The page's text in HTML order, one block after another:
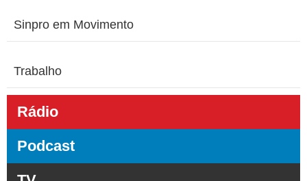
Sinpro em Movimento
Trabalho
Rádio
Podcast